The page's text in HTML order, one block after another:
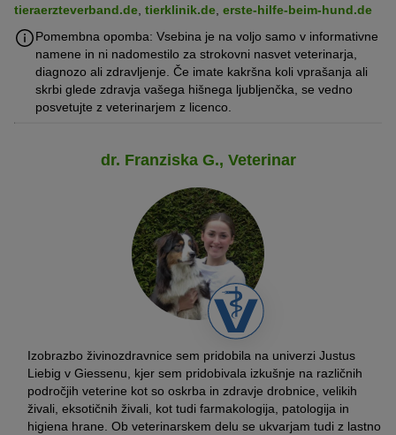
tieraerzteverband.de, tierklinik.de, erste-hilfe-beim-hund.de
Pomembna opomba: Vsebina je na voljo samo v informativne
namene in ni nadomestilo za strokovni nasvet veterinarja,
diagnozo ali zdravljenje. Če imate kakršna koli vprašanja ali
skrbi glede zdravja vašega hišnega ljubljenčka, se vedno
posvetujte z veterinarjem z licenco.
dr. Franziska G., Veterinar
Izobrazbo živinozdravnice sem pridobila na univerzi Justus
Liebig v Giessenu, kjer sem pridobivala izkušnje na različnih
področjih veterine kot so oskrba in zdravje drobnice, velikih
živali, eksotičnih živali, kot tudi farmakologija, patologija in
higiena hrane. Ob veterinarskem delu se ukvarjam tudi z lastno